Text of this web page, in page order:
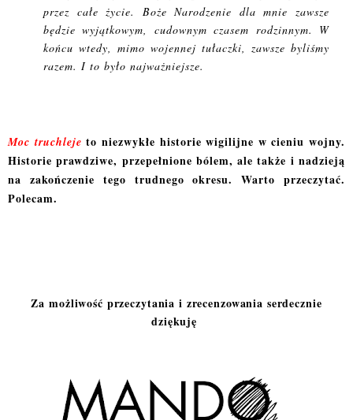
przez całe życie. Boże Narodzenie dla mnie zawsze
będzie wyjątkowym, cudownym czasem rodzinnym. W
końcu wtedy, mimo wojennej tułaczki, zawsze byliśmy
razem. I to było najważniejsze.
Moc truchleje to niezwykłe historie wigilijne w cieniu wojny.
Historie prawdziwe, przepełnione bólem, ale także i nadzieją
na zakończenie tego trudnego okresu. Warto przeczytać.
Polecam.
Za możliwość przeczytania i zrecenzowania serdecznie
dziękuję